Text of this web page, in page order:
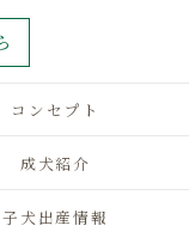
コンセプト
成犬紹介
子犬出産情報